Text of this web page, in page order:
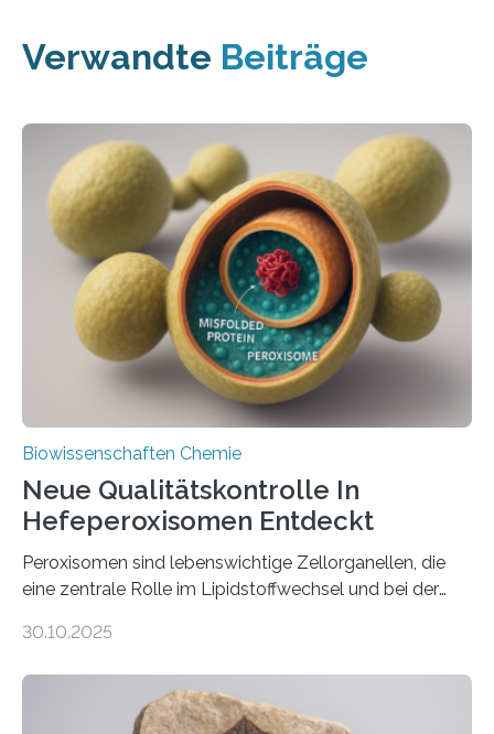
Verwandte Beiträge
Biowissenschaften Chemie
Neue Qualitätskontrolle In
Hefeperoxisomen Entdeckt
Peroxisomen sind lebenswichtige Zellorganellen, die
eine zentrale Rolle im Lipidstoffwechsel und bei der
erfüllen können, müssen zahlreiche Enzyme präzise in
der Ruhr-Universität Bochum um Prof. Dr. Ralf Erdmann
und Dr. Ismaila Francis Yusuf hat nun einen bislang
30.10.2025